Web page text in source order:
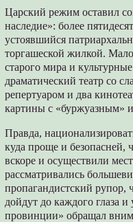
Царский режим оставил
наследие»: более
устоявшийся
торгашеской жилкой.
старого мира и
драматический театр со
репертуаром и два
картины с «буржуазным»
Правда,
куда проще и безопасней,
вскоре и осу­ществили
рассматривались
пропагандистский рупор,
дойдут до каждого глаза
провинции» обращал